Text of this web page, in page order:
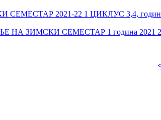
2021-22 1 ЦИКЛУС 3,4, година
ЗИМСКИ СЕМЕСТАР 1 година 2021